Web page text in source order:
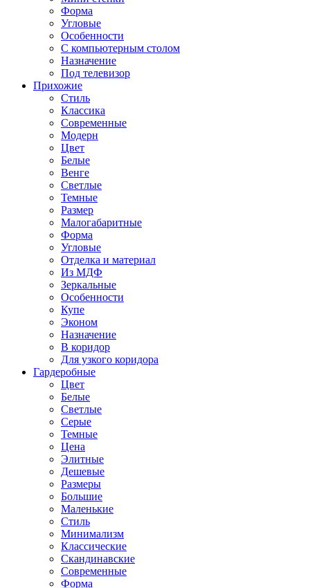
Форма
Угловые
Особенности
С компьютерным столом
Назначение
Под телевизор
Прихожие
Стиль
Классика
Современные
Модерн
Цвет
Белые
Венге
Светлые
Темные
Размер
Малогабаритные
Форма
Угловые
Отделка и материал
Из МДФ
Зеркальные
Особенности
Купе
Эконом
Назначение
В коридор
Для узкого коридора
Гардеробные
Цвет
Белые
Светлые
Серые
Темные
Цена
Элитные
Дешевые
Размеры
Большие
Маленькие
Стиль
Минимализм
Классические
Скандинавские
Современные
Форма